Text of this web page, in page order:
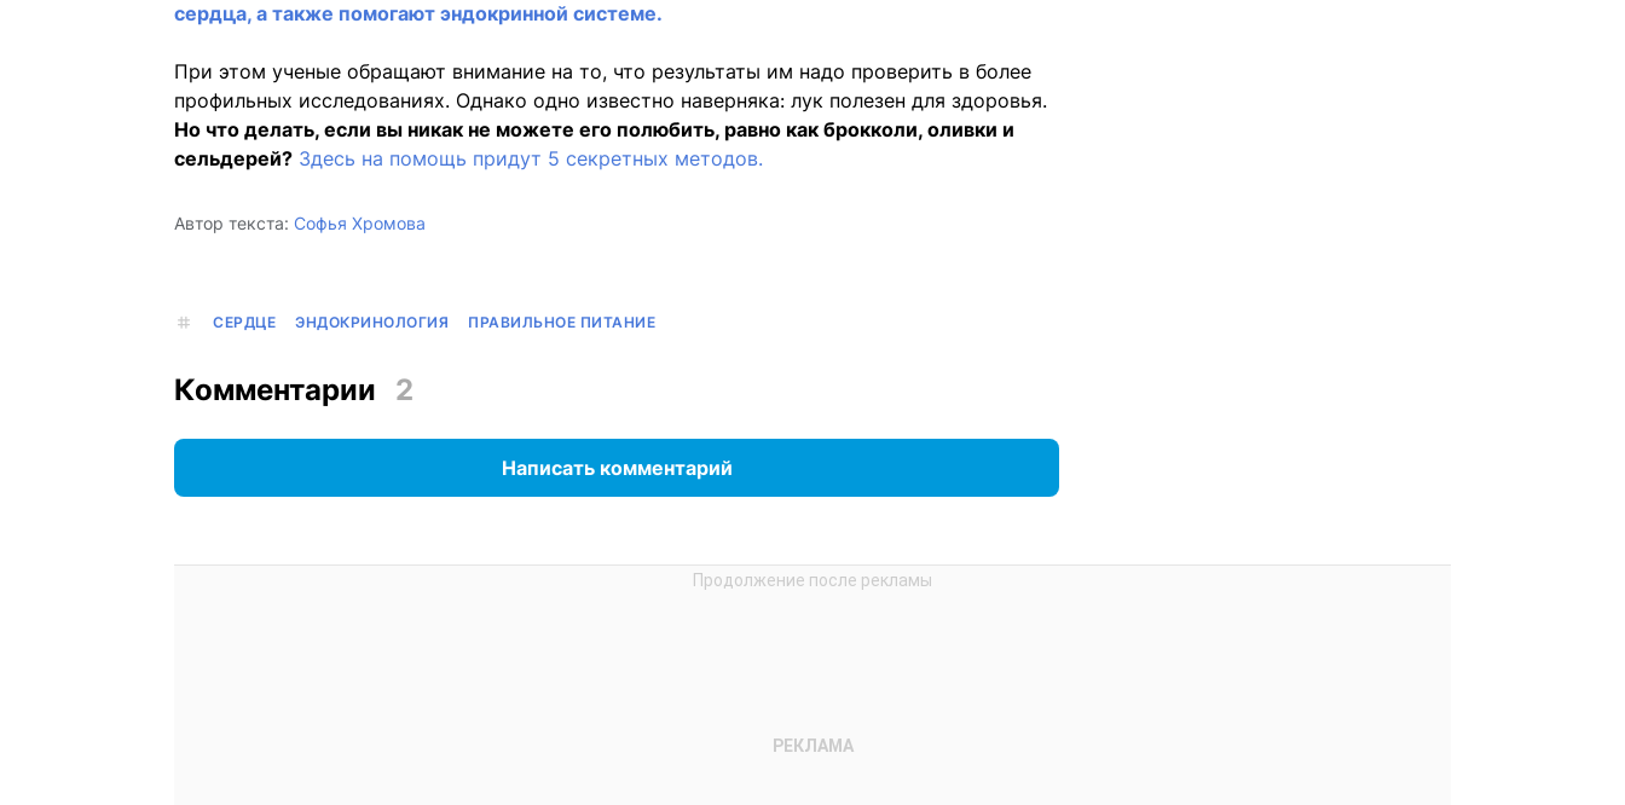
сердца, а также помогают эндокринной системе.
При этом ученые обращают внимание на то, что результаты им надо проверить в более
профильных исследованиях. Однако одно известно наверняка: лук полезен для здоровья.
Но что делать, если вы никак не можете его полюбить, равно как брокколи, оливки и
сельдерей? Здесь на помощь придут 5 секретных методов.
Автор текста: Софья Хромова
СЕРДЦЕ ЭНДОКРИНОЛОГИЯ ПРАВИЛЬНОЕ ПИТАНИЕ
Комментарии 2
Написать комментарий